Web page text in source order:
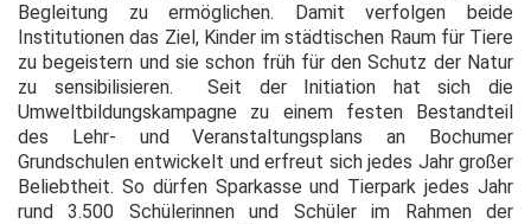
Begleitung zu ermöglichen. Damit verfolgen beide
Institutionen das Ziel, Kinder im städtischen Raum für Tiere
zu begeistern und sie schon früh für den Schutz der Natur
zu sensibilisieren. Seit der Initiation hat sich die
Umweltbildungskampagne zu einem festen Bestandteil
des Lehr- und Veranstaltungsplans an Bochumer
Grundschulen entwickelt und erfreut sich jedes Jahr großer
Beliebtheit. So dürfen Sparkasse und Tierpark jedes Jahr
rund 3.500 Schülerinnen und Schüler im Rahmen der